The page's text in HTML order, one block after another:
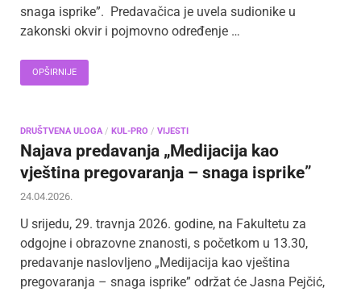
snaga isprike”. Predavačica je uvela sudionike u
zakonski okvir i pojmovno određenje …
OPŠIRNIJE
DRUŠTVENA ULOGA/ KUL-PRO / VIJESTI
Najava predavanja „Medijacija kao
vještina pregovaranja – snaga isprike”
24.04.2026.
U srijedu, 29. travnja 2026. godine, na Fakultetu za
odgojne i obrazovne znanosti, s početkom u 13.30,
predavanje naslovljeno „Medijacija kao vještina
pregovaranja – snaga isprike” održat će Jasna Pejčić,